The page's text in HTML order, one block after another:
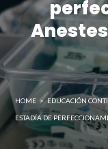
HOME > EDUCACIÓN
ESTADÍA DE